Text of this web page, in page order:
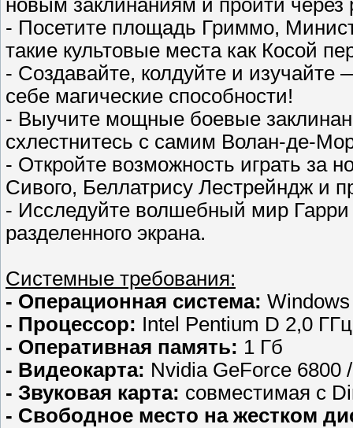
новым заклинаниям и пройти
- Посетите площадь Гриммо,
такие культовые места как Косой
- Создавайте, колдуйте и изучайте
себе магические способности!
- Выучите мощные боевые
схлестнитесь с самим Волан-де-
- Откройте возможность играть за
Сивого, Беллатрису Лестрейндж и
- Исследуйте волшебный мир
разделенного экрана.
Системные требования:
- Операционная система:
- Процессор: Intel Pentium D 2,0 ГГц
- Оперативная память: 1 Гб
- Видеокарта: Nvidia GeForce 6800
- Звуковая карта: совместимая с
- Свободное место на жестком